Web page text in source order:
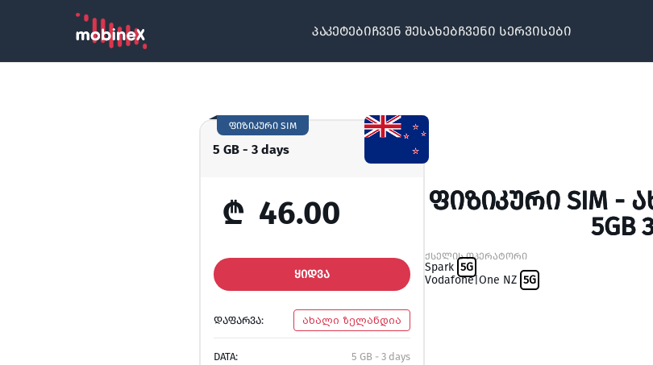
პაკეტებიჩვენ შესახებჩვენი სერვისები
5 GB - 3 days
ფიზიკური SIM
₾ 46.00
ᲧᲘᲓᲕᲐ
ᲓᲐᲤᲐᲠᲕᲐ: ახალი ზელანდია
DATA: 5 GB - 3 days
ᲤᲘᲖᲘᲙᲣᲠᲘ SIM -
5GB
ქსელის ოპერატორი
Spark 5G
Vodafone|One NZ 5G